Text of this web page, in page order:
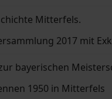
Mitterfels.
2017 mit
bayerischen
1950 in Mitterfels